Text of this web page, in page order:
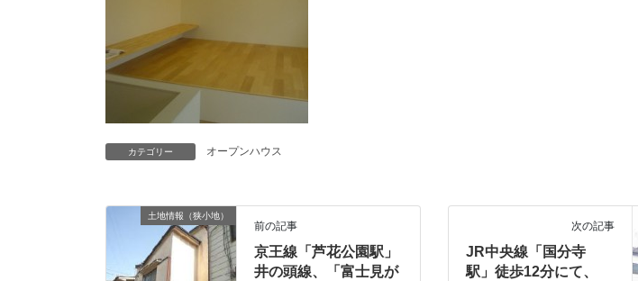
カテゴリー オープンハウス
土地情報（狭小地）
前の記事
京王線「芦花公園駅」
井の頭線、「富士見が
次の記事
JR中央線「国分寺
駅」徒歩12分にて、